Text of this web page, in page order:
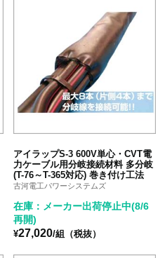
アイラップS-3 600V単心・CVT電
力ケーブル用分岐接続材料 多分岐
(T-76～T-365対応) 巻き付け工法
古河電工パワーシステムズ
在庫：メーカー出荷停止中(8/6
再開)
¥27,020/組（税抜）